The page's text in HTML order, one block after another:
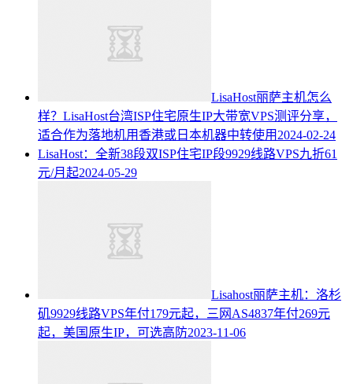
LisaHost丽萨主机怎么
样？LisaHost台湾ISP住宅原生IP大带宽VPS测评分享，
适合作为落地机用香港或日本机器中转使用 2024-02-24
LisaHost：全新38段双ISP住宅IP段9929线路VPS九折61
元/月起2024-05-29
Lisahost丽萨主机：洛杉
矶9929线路VPS年付179元起，三网AS4837年付269元
起，美国原生IP，可选高防2023-11-06